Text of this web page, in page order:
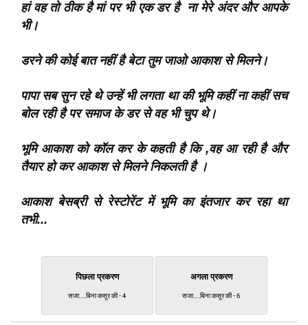
हां वह तो ठीक है मां पर भी एक डर है ना मेरे अंदर ‌‌और आपके
भी।
डरने की कोई बात नहीं है बेटा तुम जाओ आकाश से मिलने।
पापा सब सुन रहे थे उन्हें भी लगता था की भूमि कहीं ना कहीं सच
बोल रही है पर समाज के डर से वह भी चुप थे।
भूमि आकाश को कॉल कर के कहती है कि ,वह आ रही है और
तैयार हो कर आकाश से मिलने निकलती है ।
आकाश बेसब्री से रेस्टोरेंट में भूमि का इंतजार कर रहा था
तभी...
पिछला प्रकरण
सजा.....बिना कसूर की - 4
अगला प्रकरण
सजा.....बिना कसूर की - 6